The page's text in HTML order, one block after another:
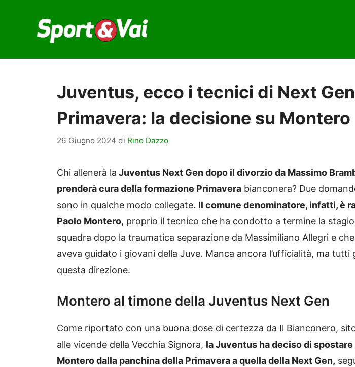
contenuto
Juventus, ecco i tecnici di Next
Primavera: la decisione su Montero
26 Giugno 2024 di Rino Dazzo
Chi allenerà la Juventus Next Gen dopo il divorzio da Massimo
prenderà cura della formazione Primavera bianconera? Due
sono in qualche modo collegate. Il comune denominatore, infatti, è
Paolo Montero, proprio il tecnico che ha condotto a termine la
squadra dopo la traumatica separazione da Massimiliano Allegri e
aveva guidato i giovani della Juve. Manca ancora l’ufficialità, ma tutti
questa direzione.
Montero al timone della Juventus Next Gen
Come riportato con una buona dose di certezza da Il Bianconero,
alle vicende della Vecchia Signora, la Juventus ha deciso di
Montero dalla panchina della Primavera a quella della Next Gen,